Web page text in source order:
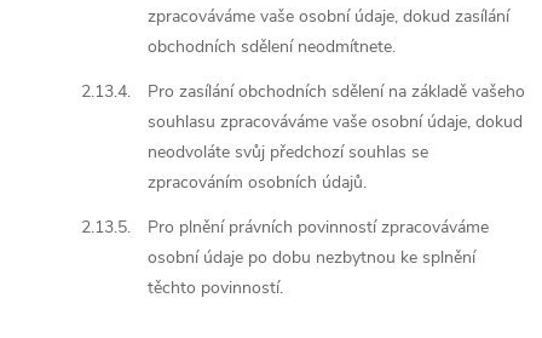
zpracováváme vaše osobní údaje, dokud zasílání
obchodních sdělení neodmítnete.
2.13.4.
Pro zasílání obchodních sdělení na základě vašeho
souhlasu zpracováváme vaše osobní údaje, dokud
neodvoláte svůj předchozí souhlas se
zpracováním osobních údajů.
2.13.5.
Pro plnění právních povinností zpracováváme
osobní údaje po dobu nezbytnou ke splnění
těchto povinností.